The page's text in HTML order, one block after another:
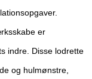
er
indre. Disse lodrette
og hulmønstre,